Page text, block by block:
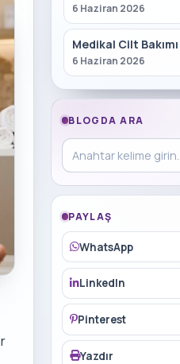
6 Haziran 2026
Medikal Cilt Bakımı
6 Haziran 2026
BLOGDA ARA
Blog içinde ara
PAYLAŞ
WhatsApp
LinkedIn
Pinterest
Yazdır